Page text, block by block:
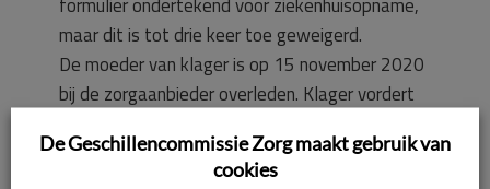
maar dit is tot drie keer toe geweigerd.
De moeder van klager is op 15 november 2020
bij de zorgaanbieder overleden. Klager vordert
De Geschillencommissie Zorg maakt gebruik van
cookies